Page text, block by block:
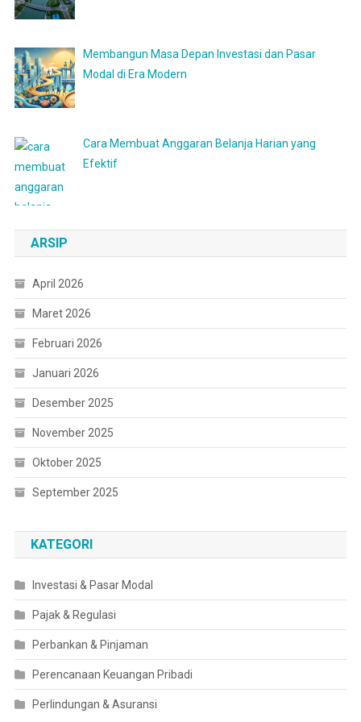
Membangun Masa Depan Investasi dan Pasar
Modal di Era Modern
Cara Membuat Anggaran Belanja Harian yang
Efektif
ARSIP
April 2026
Maret 2026
Februari 2026
Januari 2026
Desember 2025
November 2025
Oktober 2025
September 2025
KATEGORI
Investasi & Pasar Modal
Pajak & Regulasi
Perbankan & Pinjaman
Perencanaan Keuangan Pribadi
Perlindungan & Asuransi